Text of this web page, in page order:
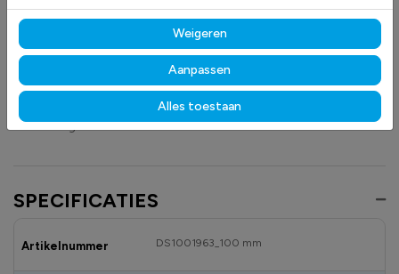
Gemaakt van hoogwaardige high-tack folie, hechten deze
stickers betrouwbaar op vrijwel elk oppervlak.
duurzame materialen blijven ze langdurig zichtbaar en goed leesbaar,
zowel binnen als buiten, bestand tegen licht, vocht en dagelijks gebruik.
verbodstickersen
ruimte veilig te maken.
SPECIFICATIES
Artikelnummer DS1001963_100 mm
Weigeren
Aanpassen
Alles toestaan